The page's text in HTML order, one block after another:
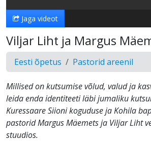
Jaga videot
Viljar Liht ja Margus
Eesti õpetus Pastorid areenil
Millised on kutsumise võlud, valud ja
leida enda identiteeti läbi jumaliku
Kuressaare Siioni koguduse ja Kohila
pastorid Margus Mäemets ja Viljar Liht
stuudios.